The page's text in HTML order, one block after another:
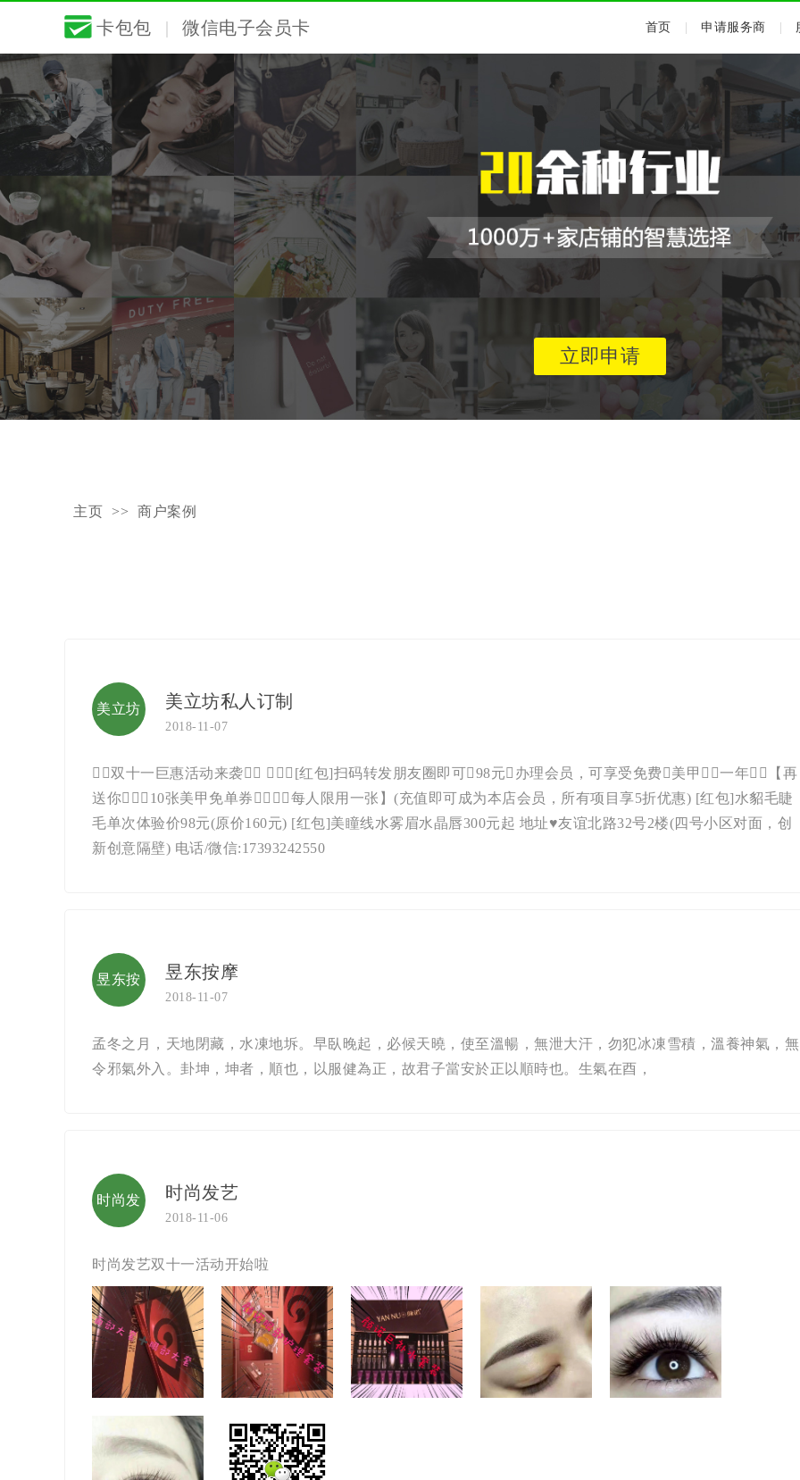
卡包包 | 微信电子会员卡 首页 申请服务商
立即申请
主页 >> 商户案例
美立坊
制
美立坊私人订制
2018-11-07
双十一巨惠活动来袭 [红包]扫码转发朋友圈即可98元办理会员，可享受免费美甲一年，【再
送你10张美甲免单券，每人限用一张】(充值即可成为本店会员，所有项目享5折优惠) [红包]水貂毛睫
毛单次体验价98元(原价160元) [红包]美瞳线水雾眉水晶唇300元起 地址♥友谊北路32号2楼(四号小区对面，创
新创意隔壁) 电话/微信:17393242550
昱东按 昱东按摩
2018-11-07
孟冬之月，天地閉藏，水凍地坼。早臥晚起，必候天曉，使至溫暢，無泄大汗，勿犯冰凍雪積，溫養神氣，無
令邪氣外入。卦坤，坤者，順也，以服健為正，故君子當安於正以順時也。生氣在酉，
时尚发 时尚发艺
2018-11-06
时尚发艺双十一活动开始啦